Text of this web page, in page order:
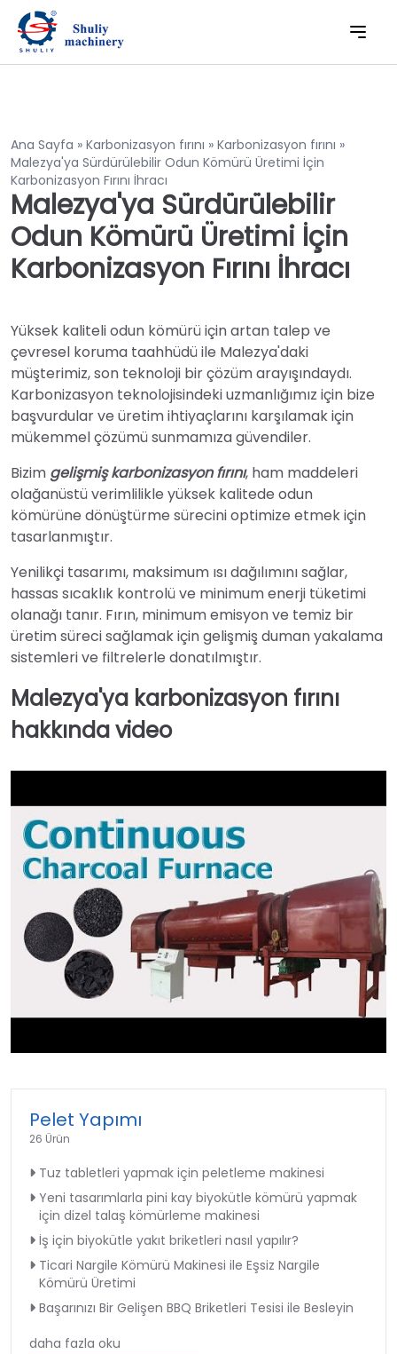
Ana Sayfa » Karbonizasyon fırını » Karbonizasyon fırını »
Malezya'ya Sürdürülebilir Odun Kömürü Üretimi İçin
Karbonizasyon Fırını İhracı
Malezya'ya Sürdürülebilir
Odun Kömürü Üretimi İçin
Karbonizasyon Fırını İhracı
Yüksek kaliteli odun kömürü için artan talep ve
çevresel koruma taahhüdü ile Malezya'daki
müşterimiz, son teknoloji bir çözüm arayışındaydı.
Karbonizasyon teknolojisindeki uzmanlığımız için bize
başvurdular ve üretim ihtiyaçlarını karşılamak için
mükemmel çözümü sunmamıza güvendiler.
Bizim gelişmiş karbonizasyon fırını, ham maddeleri
olağanüstü verimlilikle yüksek kalitede odun
kömürüne dönüştürme sürecini optimize etmek için
tasarlanmıştır.
Yenilikçi tasarımı, maksimum ısı dağılımını sağlar,
hassas sıcaklık kontrolü ve minimum enerji tüketimi
olanağı tanır. Fırın, minimum emisyon ve temiz bir
üretim süreci sağlamak için gelişmiş duman yakalama
sistemleri ve filtrelerle donatılmıştır.
Malezya'ya karbonizasyon fırını
hakkında video
Pelet Yapımı
26 Ürün
Tuz tabletleri yapmak için peletleme makinesi
Yeni tasarımlarla pini kay biyokütle kömürü yapmak
için dizel talaş kömürleme makinesi
İş için biyokütle yakıt briketleri nasıl yapılır?
Ticari Nargile Kömürü Makinesi ile Eşsiz Nargile
Kömürü Üretimi
Başarınızı Bir Gelişen BBQ Briketleri Tesisi ile Besleyin
daha fazla oku